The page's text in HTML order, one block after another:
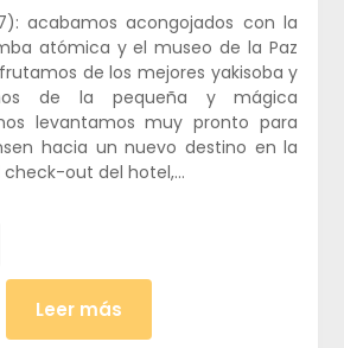
acabamos acongojados con la
atómica y el museo de la Paz
de los mejores yakisoba y
de la pequeña y mágica
levantamos muy pronto para
hacia un nuevo destino en la
check-out del hotel,…
Leer más